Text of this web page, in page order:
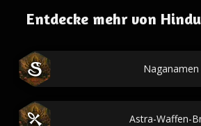
Entdecke mehr von
Naganamen
Astra-Waffen-